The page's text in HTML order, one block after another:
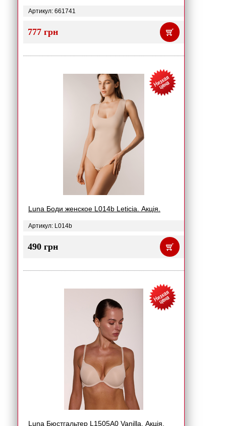
Артикул: 661741
777 грн
Luna Боди женское L014b Leticia. Акція.
Артикул: L014b
490 грн
Luna Бюстгальтер L1505A0 Vanilla. Акція.